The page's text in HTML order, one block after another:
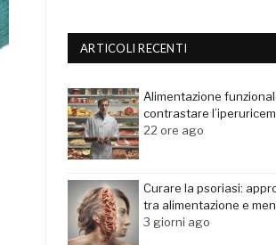
ARTICOLI RECENTI
Alimentazione
contrastare
22 ore ago
Curare la psoriasi:
tra alimentazione e
3 giorni ago